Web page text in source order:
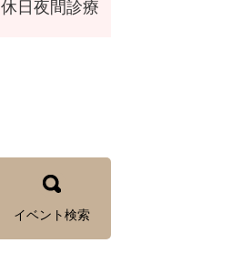
休日夜間診療
イベント検索